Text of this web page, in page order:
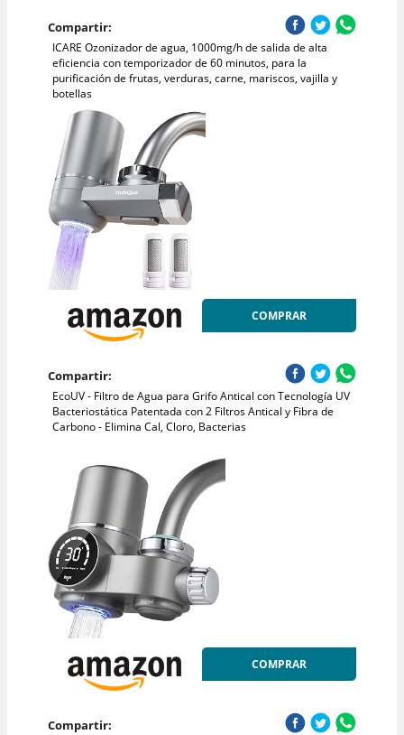
Compartir:
ICARE Ozonizador de agua, 1000mg/h de salida de alta
eficiencia con temporizador de 60 minutos, para la
purificación de frutas, verduras, carne, mariscos, vajilla y
botellas
COMPRAR
Compartir:
EcoUV - Filtro de Agua para Grifo Antical con Tecnología UV
Bacteriostática Patentada con 2 Filtros Antical y Fibra de
Carbono - Elimina Cal, Cloro, Bacterias
COMPRAR
Compartir: